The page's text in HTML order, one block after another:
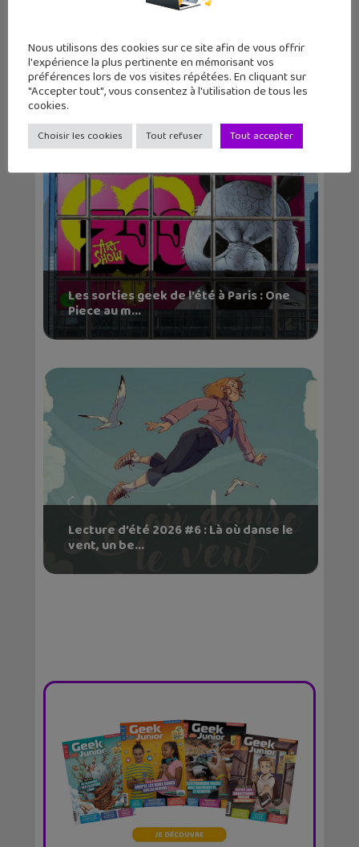
Lecture d’été 2026 #7 : Ghost Pepper
(tome 1), un...
Les sorties geek de l’été à Paris : One
Piece au m...
Lecture d’été 2026 #6 : Là où danse le
vent, un be...
Nous utilisons des cookies sur ce site afin de vous offrir
l'expérience la plus pertinente en mémorisant vos
préférences lors de vos visites répétées. En cliquant sur
"Accepter tout", vous consentez à l'utilisation de tous les
cookies.
Choisir les cookies Tout refuser Tout accepter